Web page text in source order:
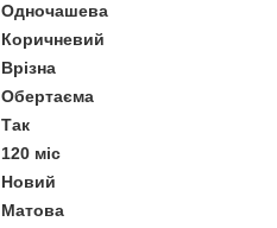
Одночашева
Коричневий
Врізна
Обертаєма
Так
120 міс
Новий
Матова